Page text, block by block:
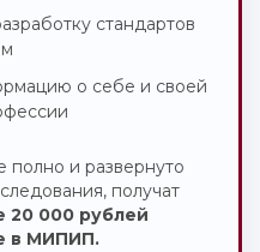
стандартов
о себе и своей
полно и развернуто
получат
20000 рублей
в МИПИП.